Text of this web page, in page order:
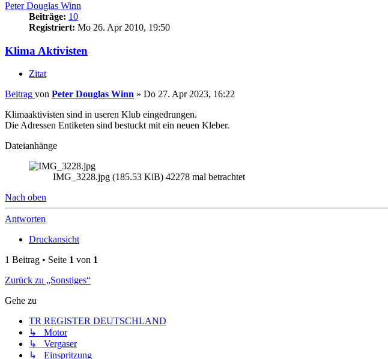
Peter Douglas Winn
Beiträge: 10
Registriert: Mo 26. Apr 2010, 19:50
Klima Aktivisten
Zitat
Beitrag von Peter Douglas Winn » Do 27. Apr 2023, 16:22
Klimaaktivisten sind in useren Klub eingedrungen.
Die Adressen Entiketen sind bestuckt mit ein neuen Kleber.
Dateianhänge
IMG_3228.jpg (185.53 KiB) 42278 mal betrachtet
Nach oben
Antworten
Druckansicht
1 Beitrag • Seite 1 von 1
Zurück zu „Sonstiges“
Gehe zu
TR REGISTER DEUTSCHLAND
↳ Motor
↳ Vergaser
↳ Einspritzung